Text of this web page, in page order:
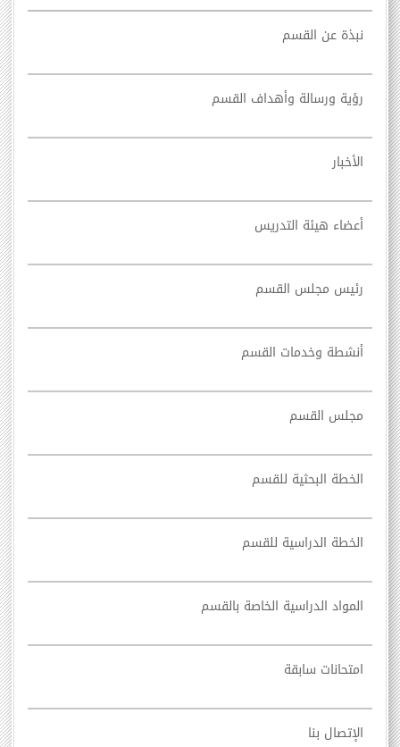
نبذة عن القسم
رؤية ورسالة وأهداف القسم
الأخبار
أعضاء هيئة التدريس
رئيس مجلس القسم
أنشطة وخدمات القسم
مجلس القسم
الخطة البحثية للقسم
الخطة الدراسية للقسم
المواد الدراسية الخاصة بالقسم
امتحانات سابقة
الإتصال بنا